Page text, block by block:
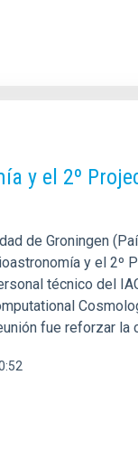
y el 2º
de Groningen
y el
técnico del
fue reforzar